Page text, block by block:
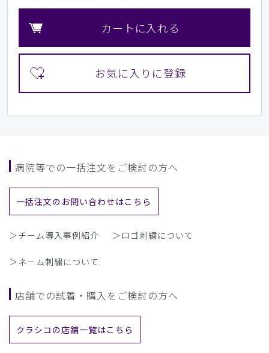
カートに入れる
病院等での一括注文をご検討の方へ
一括注文のお問い合わせはこちら
＞チーム導入事例紹介 ＞ロゴ刺繍について
＞ネーム刺繍について
店舗での試着・購入をご検討の方へ
クラシコの店舗一覧はこちら